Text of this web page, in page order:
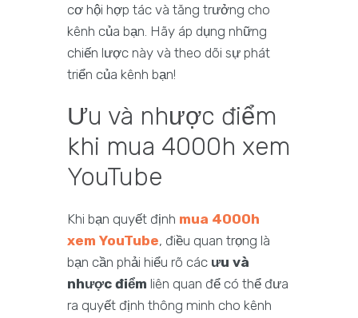
cơ hội hợp tác và tăng trưởng cho
kênh của bạn. Hãy áp dụng những
chiến lược này và theo dõi sự phát
triển của kênh bạn!
Ưu và nhược điểm
khi mua 4000h xem
YouTube
Khi bạn quyết định mua 4000h
xem YouTube, điều quan trọng là
bạn cần phải hiểu rõ các ưu và
nhược điểm liên quan để có thể đưa
ra quyết định thông minh cho kênh